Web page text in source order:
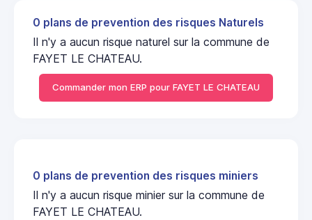
0 plans de prevention des risques Naturels
Il n'y a aucun risque naturel sur la commune de
FAYET LE CHATEAU.
Commander mon ERP pour FAYET LE CHATEAU
0 plans de prevention des risques miniers
Il n'y a aucun risque minier sur la commune de
FAYET LE CHATEAU.